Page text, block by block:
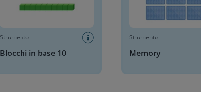
Strumento
Blocchi in base 10
Strumento
Memory